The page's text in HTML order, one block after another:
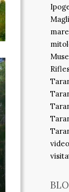
mare
video